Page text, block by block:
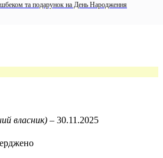
живить і пом’якшує шкіру,
зволоження шкіри,
соковитими фруктовими нотами;
і знімає почервоніння.
та подарунок на День Народження
власник) – 30.11.2025